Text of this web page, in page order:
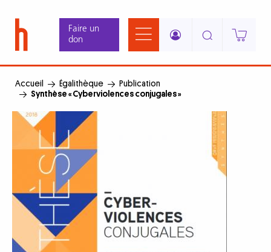
contenu
principal
Faire un
don
Accueil Égalithèque
Publication
Synthèse « Cyberviolences conjugales »